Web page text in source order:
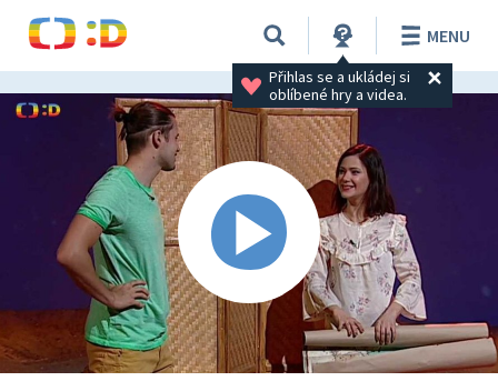
Přihlas se a ukládej si
oblíbené hry a videa.
MENU